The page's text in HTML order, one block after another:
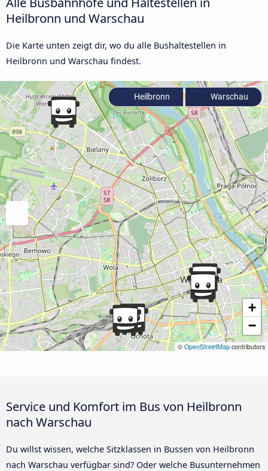
Heilbronn und Warschau
Die Karte unten zeigt dir, wo du alle Bushaltestellen in
Heilbronn und Warschau findest.
+
−
© OpenStreetMap contributors
Heilbronn Warschau
Service und Komfort im Bus von Heilbronn
nach Warschau
Du willst wissen, welche Sitzklassen in Bussen von Heilbronn
nach Warschau verfügbar sind? Oder welche Busunternehmen